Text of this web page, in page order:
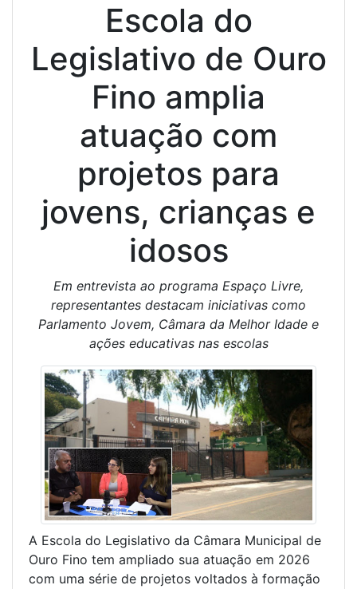
Escola do
Legislativo de Ouro
Fino amplia
atuação com
projetos para
jovens, crianças e
idosos
Em entrevista ao programa Espaço Livre,
representantes destacam iniciativas como
Parlamento Jovem, Câmara da Melhor Idade e
ações educativas nas escolas
A Escola do Legislativo da Câmara Municipal de
Ouro Fino tem ampliado sua atuação em 2026
com uma série de projetos voltados à formação